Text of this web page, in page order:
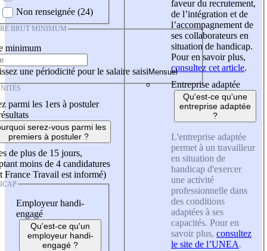
Non renseignée (24)
BRUT MINIMUM
minimum
une périodicité pour le salaire saisi
parmi les 1ers à postuler
serez-vous parmi les
premiers à postuler ?
de plus de 15 jours,
moins de 4 candidatures
France Travail est informé)
Employeur handi-
engagé
Qu'est-ce qu'un
employeur handi-
engagé ?
faveur du recrutement,
de l’intégration et de
l’accompagnement de
ses collaborateurs en
situation de handicap.
Pour en savoir plus,
consultez cet article.
Entreprise adaptée
Qu'est-ce qu'une
entreprise adaptée
?
L'entreprise adaptée
permet à un travailleur
en situation de
handicap d'exercer
une activité
professionnelle dans
des conditions
adaptées à ses
capacités. Pour en
savoir plus, consultez
le site de l’UNEA.